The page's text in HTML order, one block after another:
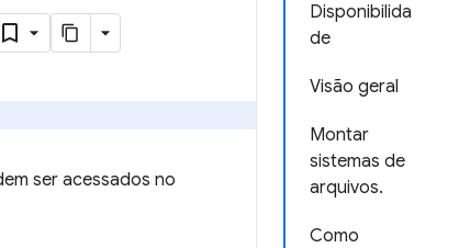
Disponibilida
de
Visão geral
Montar
sistemas de
arquivos.
Como
ser acessados no